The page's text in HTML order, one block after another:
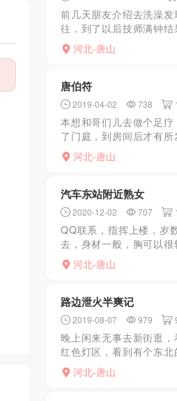
前几天朋友介绍去洗澡
往，到了以后技师满钟
师总体年龄较小，服务还
16号技师。kouhuo不是
河北-唐山
唐伯符
2019-04-02 738
本想和哥们儿去做个足
了门庭，到房间后才有
安之，选技师。技师质量
油，消费四百，感觉不值。
河北-唐山
汽车东站附近熟女
2020-12-02 707 1
QQ联系，指挥上楼，岁
去，身材一般，胸可以
黑，脱衣开口，很卖力，
以，不机车，口硬开干，
河北-唐山
路边泄火半爽记
2019-08-07 979
晚上闲来无事去新街逛
红色灯区，看到有个东
错，就询问了服务项目，
上泄火还行，性价比高，
河北-唐山